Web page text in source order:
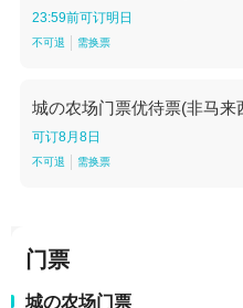
23:59前可订明日
不可退 需换票
城の农场门票优待票(非马来
可订8月8日
不可退 需换票
门票
城の农场门票